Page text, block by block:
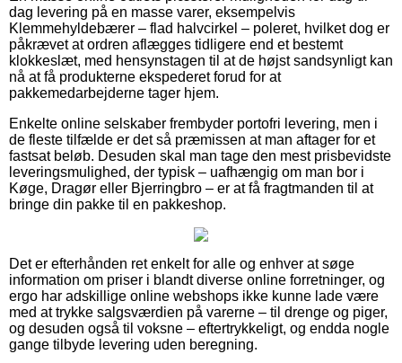
dag levering på en masse varer, eksempelvis
Klemmehyldebærer – flad halvcirkel – poleret, hvilket dog er
påkrævet at ordren aflægges tidligere end et bestemt
klokkeslæt, med hensynstagen til at de højst sandsynligt kan
nå at få produkterne ekspederet forud for at
pakkemedarbejderne tager hjem.
Enkelte online selskaber frembyder portofri levering, men i
de fleste tilfælde er det så præmissen at man aftager for et
fastsat beløb. Desuden skal man tage den mest prisbevidste
leveringsmulighed, der typisk – uafhængig om man bor i
Køge, Dragør eller Bjerringbro – er at få fragtmanden til at
bringe din pakke til en pakkeshop.
Det er efterhånden ret enkelt for alle og enhver at søge
information om priser i blandt diverse online forretninger, og
ergo har adskillige online webshops ikke kunne lade være
med at trykke salgsværdien på varerne – til drenge og piger,
og desuden også til voksne – eftertrykkeligt, og endda nogle
gange tilbyde levering uden beregning.